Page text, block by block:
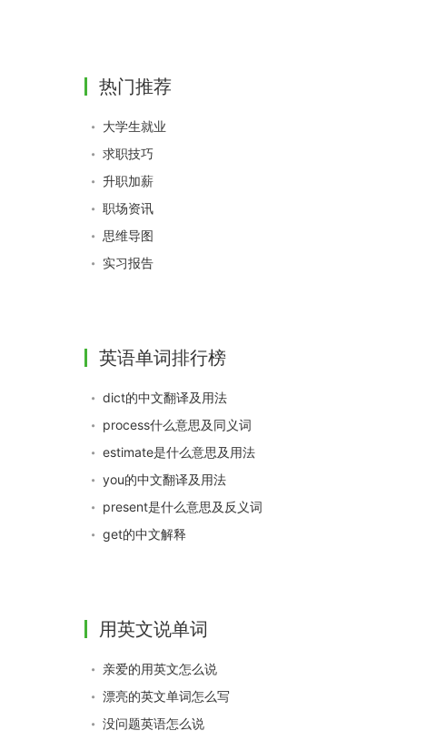
热门推荐
大学生就业
求职技巧
升职加薪
职场资讯
思维导图
实习报告
英语单词排行榜
dict的中文翻译及用法
process什么意思及同义词
estimate是什么意思及用法
you的中文翻译及用法
present是什么意思及反义词
get的中文解释
用英文说单词
亲爱的用英文怎么说
漂亮的英文单词怎么写
没问题英语怎么说